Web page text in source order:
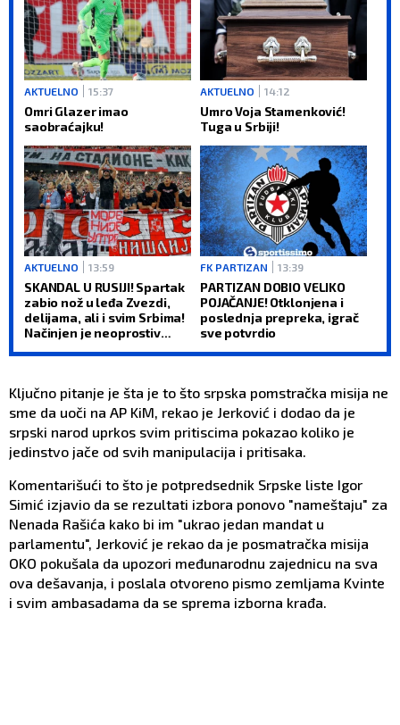
AKTUELNO 15:37
Omri Glazer imao
saobraćajku!
AKTUELNO 14:12
Umro Voja Stamenković!
Tuga u Srbiji!
AKTUELNO 13:59
SKANDAL U RUSIJI! Spartak
zabio nož u leđa Zvezdi,
delijama, ali i svim Srbima!
Načinjen je neoprostiv
FK PARTIZAN 13:39
PARTIZAN DOBIO VELIKO
POJAČANJE! Otklonjena i
poslednja prepreka, igrač
sve potvrdio
Ključno pitanje je šta je to što srpska pomstračka misija ne
sme da uoči na AP KiM, rekao je Jerković i dodao da je
srpski narod uprkos svim pritiscima pokazao koliko je
jedinstvo jače od svih manipulacija i pritisaka.
Komentarišući to što je potpredsednik Srpske liste Igor
Simić izjavio da se rezultati izbora ponovo "nameštaju" za
Nenada Rašića kako bi im "ukrao jedan mandat u
parlamentu", Jerković je rekao da je posmatračka misija
OKO pokušala da upozori međunarodnu zajednicu na sva
ova dešavanja, i poslala otvoreno pismo zemljama Kvinte
i svim ambasadama da se sprema izborna krađa.